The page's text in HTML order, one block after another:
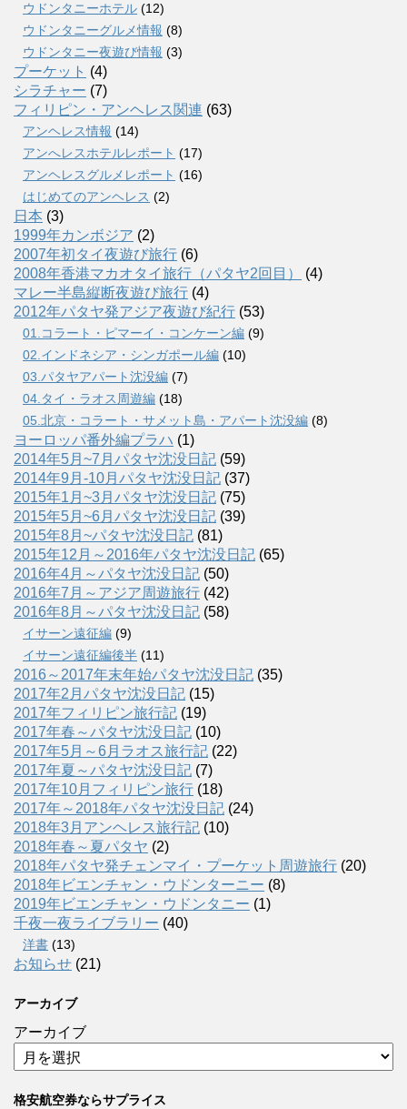
ウドンタニーホテル (12)
ウドンタニーグルメ情報 (8)
ウドンタニー夜遊び情報 (3)
プーケット (4)
シラチャー (7)
フィリピン・アンヘレス関連 (63)
アンヘレス情報 (14)
アンへレスホテルレポート (17)
アンヘレスグルメレポート (16)
はじめてのアンヘレス (2)
日本 (3)
1999年カンボジア (2)
2007年初タイ夜遊び旅行 (6)
2008年香港マカオタイ旅行（パタヤ2回目）
(4)
マレー半島縦断夜遊び旅行 (4)
2012年パタヤ発アジア夜遊び紀行 (53)
01.コラート・ピマーイ・コンケーン編 (9)
02.インドネシア・シンガポール編 (10)
03.パタヤアパート沈没編 (7)
04.タイ・ラオス周遊編 (18)
05.北京・コラート・サメット島・アパート沈没編 (8)
ヨーロッパ番外編プラハ (1)
2014年5月~7月パタヤ沈没日記 (59)
2014年9月-10月パタヤ沈没日記 (37)
2015年1月~3月パタヤ沈没日記 (75)
2015年5月~6月パタヤ沈没日記 (39)
2015年8月~パタヤ沈没日記 (81)
2015年12月～2016年パタヤ沈没日記 (65)
2016年4月～パタヤ沈没日記 (50)
2016年7月～アジア周遊旅行 (42)
2016年8月～パタヤ沈没日記 (58)
イサーン遠征編 (9)
イサーン遠征編後半 (11)
2016～2017年末年始パタヤ沈没日記 (35)
2017年2月パタヤ沈没日記 (15)
2017年フィリピン旅行記 (19)
2017年春～パタヤ沈没日記 (10)
2017年5月～6月ラオス旅行記 (22)
2017年夏～パタヤ沈没日記 (7)
2017年10月フィリピン旅行 (18)
2017年～2018年パタヤ沈没日記 (24)
2018年3月アンヘレス旅行記 (10)
2018年春～夏パタヤ (2)
2018年パタヤ発チェンマイ・プーケット周遊旅行 (20)
2018年ビエンチャン・ウドンターニー (8)
2019年ビエンチャン・ウドンタニー (1)
千夜一夜ライブラリー (40)
洋書 (13)
お知らせ (21)
アーカイブ
アーカイブ
格安航空券ならサプライス